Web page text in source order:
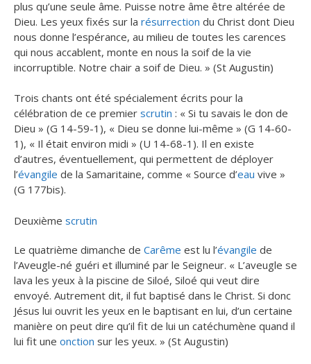
plus qu’une seule âme. Puisse notre âme être altérée de
Dieu. Les yeux fixés sur la résurrection du Christ dont Dieu
nous donne l’espérance, au milieu de toutes les carences
qui nous accablent, monte en nous la soif de la vie
incorruptible. Notre chair a soif de Dieu. » (St Augustin)
Trois chants ont été spécialement écrits pour la
célébration de ce premier scrutin : « Si tu savais le don de
Dieu » (G 14-59-1), « Dieu se donne lui-même » (G 14-60-
1), « Il était environ midi » (U 14-68-1). Il en existe
d’autres, éventuellement, qui permettent de déployer
l’évangile de la Samaritaine, comme « Source d’eau vive »
(G 177bis).
Deuxième scrutin
Le quatrième dimanche de Carême est lu l’évangile de
l’Aveugle-né guéri et illuminé par le Seigneur. « L’aveugle se
lava les yeux à la piscine de Siloé, Siloé qui veut dire
envoyé. Autrement dit, il fut baptisé dans le Christ. Si donc
Jésus lui ouvrit les yeux en le baptisant en lui, d’un certaine
manière on peut dire qu’il fit de lui un catéchumène quand il
lui fit une onction sur les yeux. » (St Augustin)